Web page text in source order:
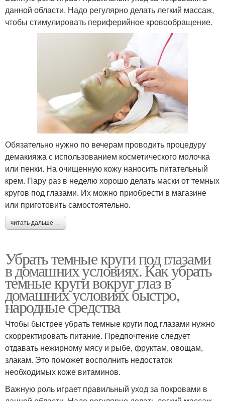
данной области. Надо регулярно делать легкий массаж,
чтобы стимулировать периферийное кровообращение.
Обязательно нужно по вечерам проводить процедуру
демакияжа с использованием косметического молочка
или пенки. На очищенную кожу наносить питательный
крем. Пару раз в неделю хорошо делать маски от темных
кругов под глазами. Их можно приобрести в магазине
или приготовить самостоятельно.
читать дальше →
Убрать темные круги под глазами
в домашних условиях. Как убрать
темные круги вокруг глаз в
домашних условиях быстро,
народные средства
Чтобы быстрее убрать темные круги под глазами нужно
скорректировать питание. Предпочтение следует
отдавать нежирному мясу и рыбе, фруктам, овощам,
злакам. Это поможет восполнить недостаток
необходимых коже витаминов.
Важную роль играет правильный уход за покровами в